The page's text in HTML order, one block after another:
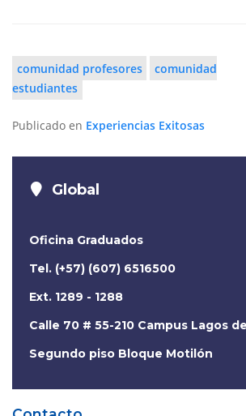
comunidad profesores
comunidad
estudiantes
Publicado en Experiencias Exitosas
Global
Oficina Graduados
Tel. (+57) (607) 6516500
Ext. 1289 - 1288
Calle 70 # 55-210 Campus Lagos
Segundo piso Bloque Motilón